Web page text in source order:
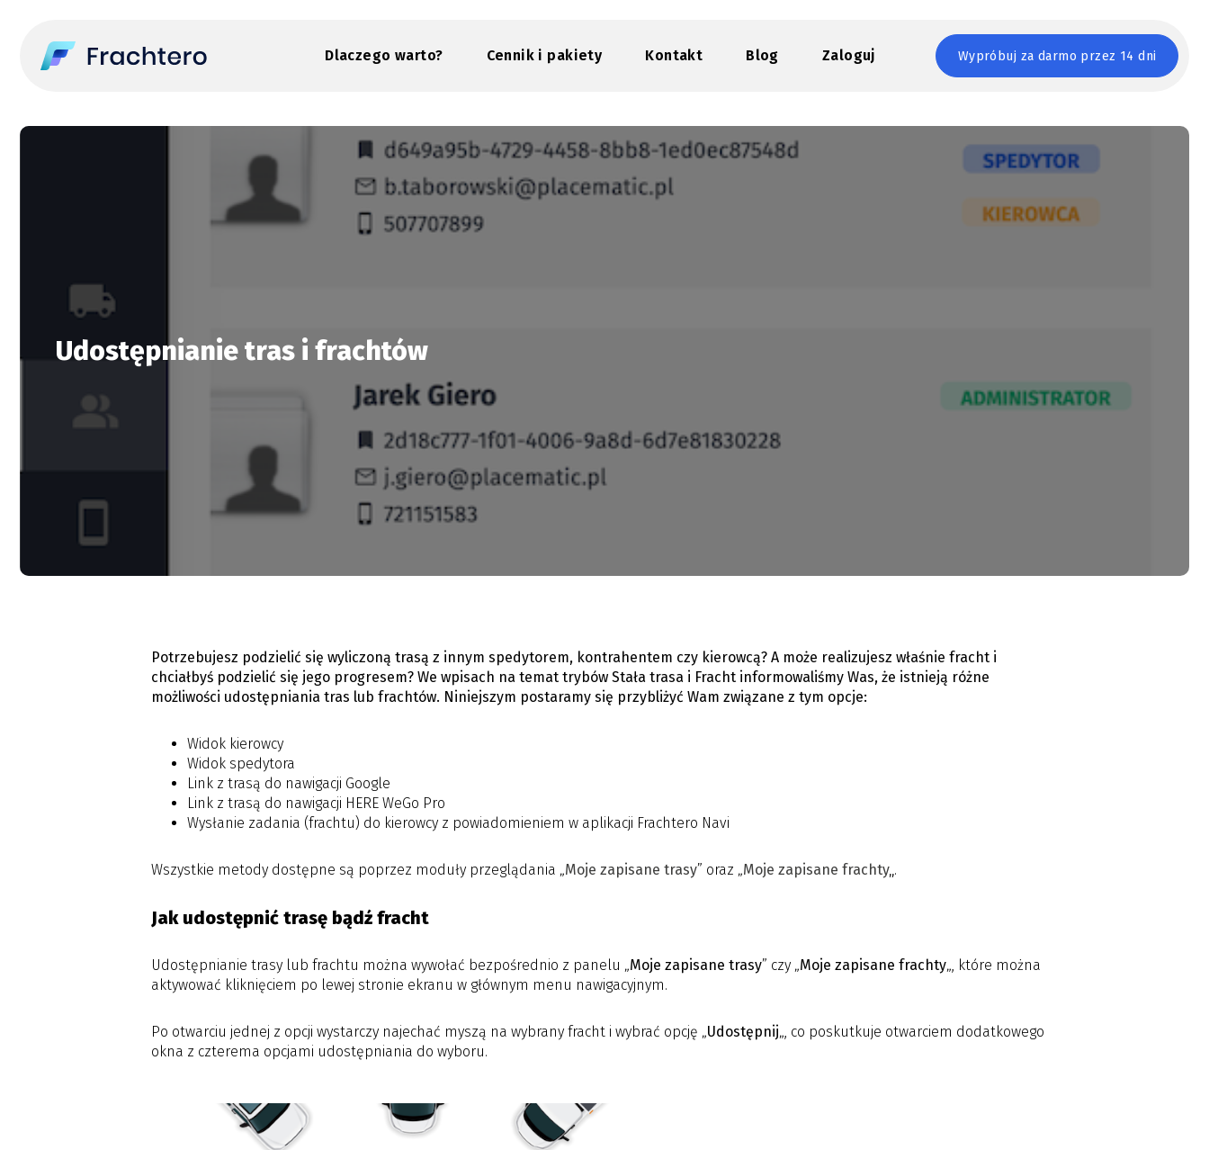
Dlaczego warto? Cennik i pakiety Kontakt Blog Zaloguj Wypróbuj za darmo przez 14 dni
Udostępnianie tras i frachtów
Potrzebujesz podzielić się wyliczoną trasą z innym spedytorem, kontrahentem czy kierowcą? A może realizujesz właśnie fracht i
chciałbyś podzielić się jego progresem? We wpisach na temat trybów Stała trasa i Fracht informowaliśmy Was, że istnieją różne
możliwości udostępniania tras lub frachtów. Niniejszym postaramy się przybliżyć Wam związane z tym opcje:
Widok kierowcy
Widok spedytora
Link z trasą do nawigacji Google
Link z trasą do nawigacji HERE WeGo Pro
Wysłanie zadania (frachtu) do kierowcy z powiadomieniem w aplikacji Frachtero Navi
Wszystkie metody dostępne są poprzez moduły przeglądania „Moje zapisane trasy” oraz „Moje zapisane frachty„.
Jak udostępnić trasę bądź fracht
Udostępnianie trasy lub frachtu można wywołać bezpośrednio z panelu „Moje zapisane trasy” czy „Moje zapisane frachty„, które można
aktywować kliknięciem po lewej stronie ekranu w głównym menu nawigacyjnym.
Po otwarciu jednej z opcji wystarczy najechać myszą na wybrany fracht i wybrać opcję „Udostępnij„, co poskutkuje otwarciem dodatkowego
okna z czterema opcjami udostępniania do wyboru.